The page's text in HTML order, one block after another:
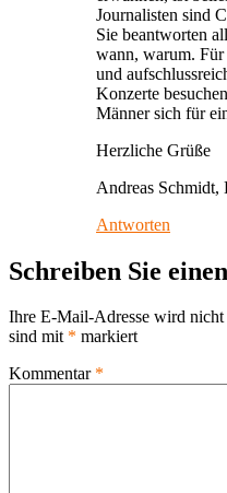
Journalisten sind
Sie beantworten
wann, warum. Für
und
Konzerte
Männer sich für
Herzliche Grüße
Andreas Schmidt,
Antworten
Schreiben Sie
Ihre E-Mail-Adresse wird
sind mit * markiert
Kommentar *